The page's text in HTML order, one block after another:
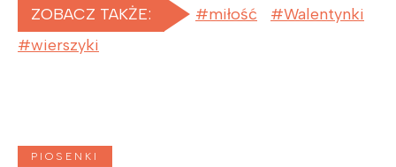
ZOBACZ TAKŻE: miłość
Walentynki
wierszyki
PIOSENKI
Warszawa
Łódź
Śląsk